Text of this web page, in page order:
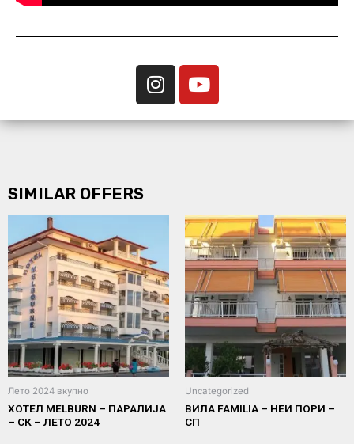
SIMILAR OFFERS
Лето 2024 вкупно
ХОТЕЛ MELBURN – ПАРАЛИЈА
– СК – ЛЕТО 2024
Uncategorized
ВИЛА FAMILIA – НЕИ ПОРИ –
СП